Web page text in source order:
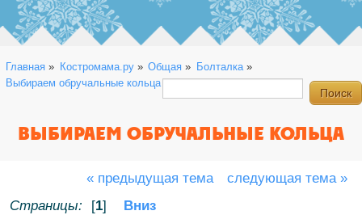
Главная » Костромама.ру» Общая » Болталка»
Выбираем обручальные кольца
ВЫБИРАЕМ ОБРУЧАЛЬНЫЕ КОЛЬЦА
« предыдущая тема
следующая тема »
Страницы:
[1] Вниз